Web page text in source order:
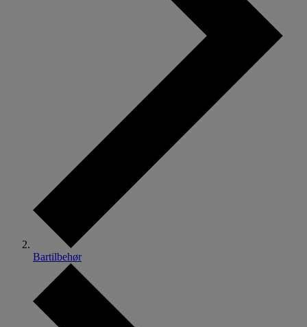
Bartilbehør